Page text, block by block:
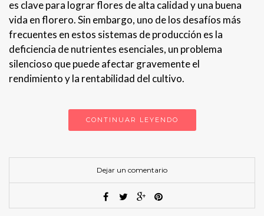
es clave para lograr flores de alta calidad y una buena
vida en florero. Sin embargo, uno de los desafíos más
frecuentes en estos sistemas de producción es la
deficiencia de nutrientes esenciales, un problema
silencioso que puede afectar gravemente el
rendimiento y la rentabilidad del cultivo.
CONTINUAR LEYENDO
Dejar un comentario